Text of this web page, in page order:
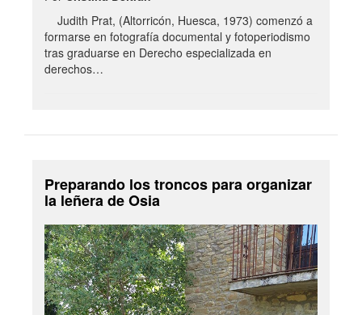
Judith Prat, (Altorricón, Huesca, 1973) comenzó a
formarse en fotografía documental y fotoperiodismo
tras graduarse en Derecho especializada en
derechos…
Preparando los troncos para organizar
la leñera de Osia